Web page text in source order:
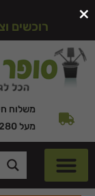
רוכשים
משלוח
מעל 280 ₪
×